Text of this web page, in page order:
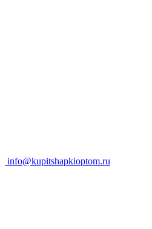
info@kupitshapkioptom.ru